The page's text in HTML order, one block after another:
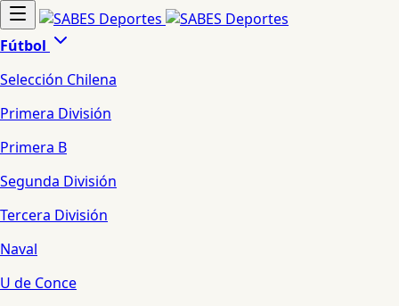
Fútbol
Selección Chilena
Primera División
Primera B
Segunda División
Tercera División
Naval
U de Conce